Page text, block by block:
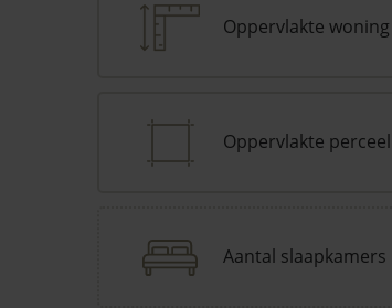
Oppervlakte woning
Oppervlakte perceel
Aantal slaapkamers